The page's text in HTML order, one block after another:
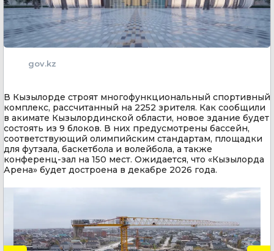
gov.kz
В Кызылорде строят многофункциональный спортивный
комплекс, рассчитанный на 2252 зрителя. Как сообщили
в акимате Кызылординской области, новое здание будет
состоять из 9 блоков. В них предусмотрены бассейн,
соответствующий олимпийским стандартам, площадки
для футзала, баскетбола и волейбола, а также
конференц-зал на 150 мест. Ожидается, что «Кызылорда
Арена» будет достроена в декабре 2026 года.